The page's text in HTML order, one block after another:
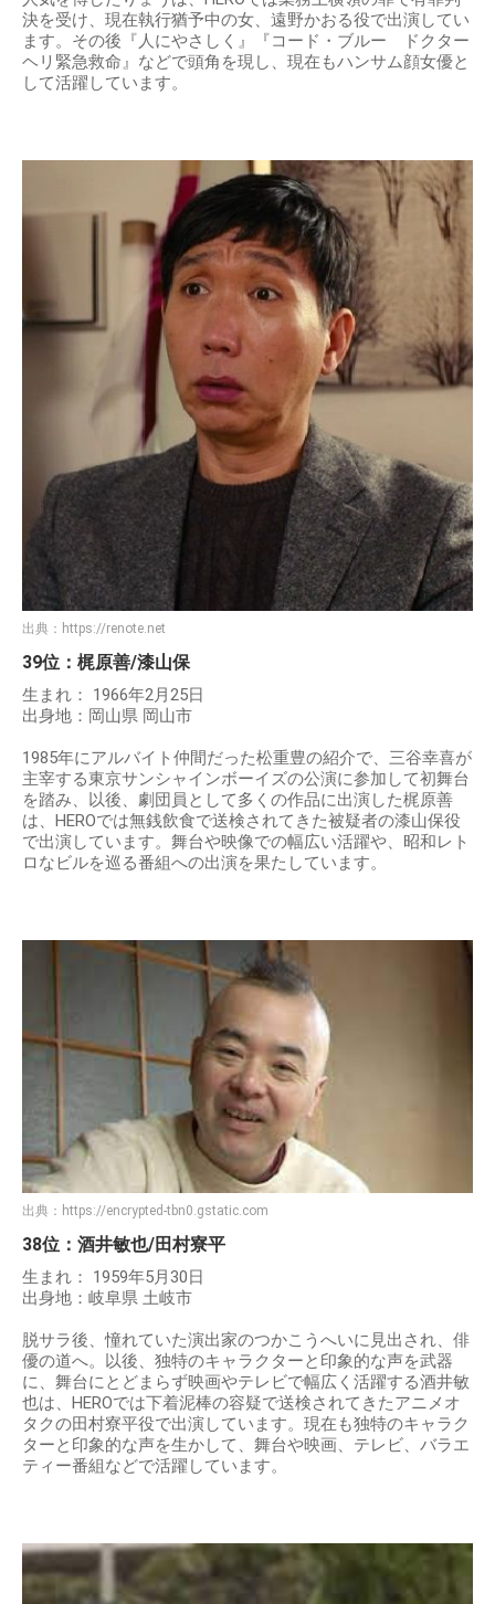
決を受け、現在執行猶予中の女、遠野かおる役で出演してい
ます。その後『人にやさしく』『コード・ブルー ドクター
ヘリ緊急救命』などで頭角を現し、現在もハンサム顔女優と
して活躍しています。
出典： https://renote.net
39位：梶原善/漆山保
生まれ： 1966年2月25日
出身地：岡山県 岡山市
1985年にアルバイト仲間だった松重豊の紹介で、三谷幸喜が
主宰する東京サンシャインボーイズの公演に参加して初舞台
を踏み、以後、劇団員として多くの作品に出演した梶原善
は、HEROでは無銭飲食で送検されてきた被疑者の漆山保役
で出演しています。舞台や映像での幅広い活躍や、昭和レト
ロなビルを巡る番組への出演を果たしています。
出典： https://encrypted-tbn0.gstatic.com
38位：酒井敏也/田村寮平
生まれ： 1959年5月30日
出身地：岐阜県 土岐市
脱サラ後、憧れていた演出家のつかこうへいに見出され、俳
優の道へ。以後、独特のキャラクターと印象的な声を武器
に、舞台にとどまらず映画やテレビで幅広く活躍する酒井敏
也は、HEROでは下着泥棒の容疑で送検されてきたアニメオ
タクの田村寮平役で出演しています。現在も独特のキャラク
ターと印象的な声を生かして、舞台や映画、テレビ、バラエ
ティー番組などで活躍しています。